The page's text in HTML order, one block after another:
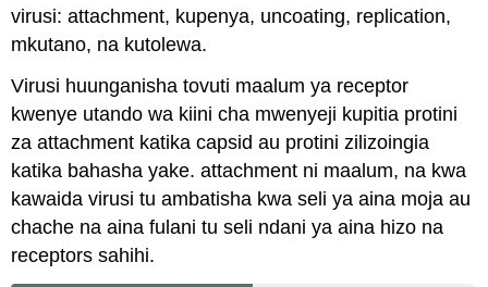
virusi: attachment, kupenya, uncoating, replication,
mkutano, na kutolewa.
Virusi huunganisha tovuti maalum ya receptor
kwenye utando wa kiini cha mwenyeji kupitia protini
za attachment katika capsid au protini zilizoingia
katika bahasha yake. attachment ni maalum, na kwa
kawaida virusi tu ambatisha kwa seli ya aina moja au
chache na aina fulani tu seli ndani ya aina hizo na
receptors sahihi.